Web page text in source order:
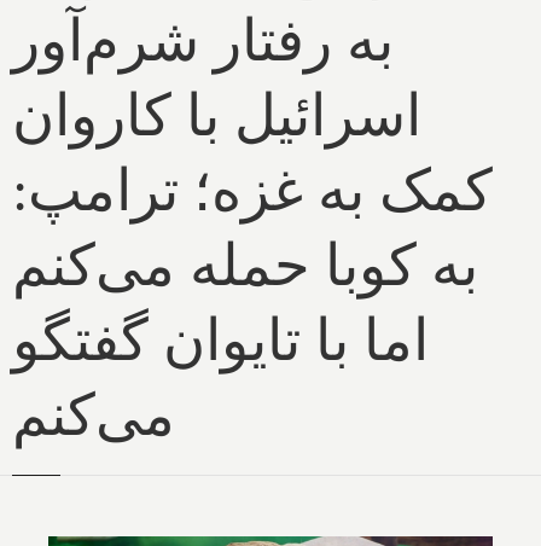
به رفتار شرم‌آور
اسرائیل با کاروان
کمک به غزه؛ ترامپ:
به کوبا حمله می‌کنم
اما با تایوان گفتگو
می‌کنم